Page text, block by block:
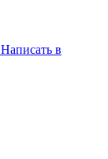
Написать в